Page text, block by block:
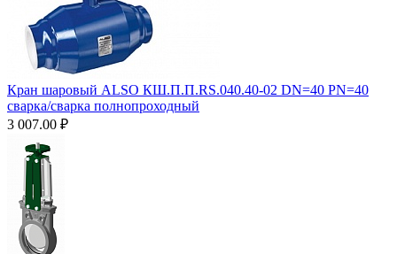
Кран шаровый ALSO КШ.П.П.RS.040.40-02 DN=40 PN=40
сварка/сварка полнопроходный
3 007.00 ₽